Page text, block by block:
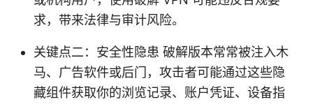
求，带来法律与审计风险。
关键点二：安全性隐患 破解版本常常被注入木
马、广告软件或后门，攻击者可能通过这些隐
藏组件获取你的浏览记录、账户凭证、设备指